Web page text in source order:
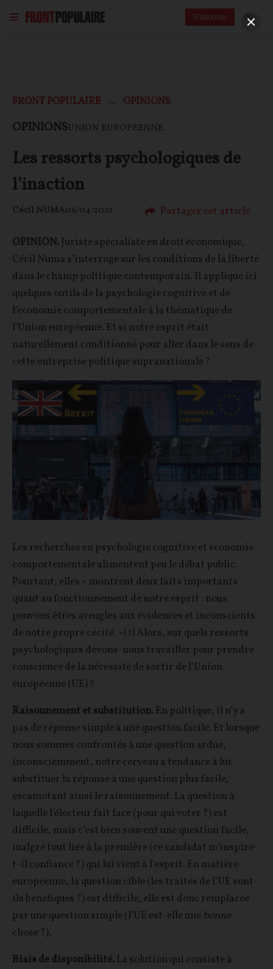
S'abonner
FRONT POPULAIRE OPINIONS
OPINIONSUNION EUROPÉENNE
Les ressorts psychologiques de
l’inaction
Cécil NUMA06/04/2021 Partager cet article
OPINION.Juriste spécialiste en droit économique,
Cécil Numa s’interroge sur les conditions de la liberté
dans le champ politique contemporain. Il applique ici
quelques outils de la psychologie cognitive et de
l’économie comportementale à la thématique de
l’Union européenne. Et si notre esprit était
naturellement conditionné pour aller dans le sens de
cette entreprise politique supranationale ?
Les recherches en psychologie cognitive et économie
comportementale alimentent peu le débat public.
Pourtant, elles « montrent deux faits importants
quant au fonctionnement de notre esprit : nous
pouvons êtres aveugles aux évidences et inconscients
de notre propre cécité. »(1) Alors, sur quels ressorts
psychologiques devons-nous travailler pour prendre
conscience de la nécessité de sortir de l’Union
européenne (UE) ?
Raisonnement et substitution.En politique, il n’y a
pas de réponse simple à une question facile. Et lorsque
nous sommes confrontés à une question ardue,
inconsciemment, notre cerveau a tendance à lui
substituer la réponse à une question plus facile,
escamotant ainsi le raisonnement. La question à
laquelle l’électeur fait face (pour qui voter ?) est
difficile, mais c’est bien souvent une question facile,
malgré tout liée à la première (ce candidat m’inspire-
t-il confiance ?) qui lui vient à l’esprit. En matière
européenne, la question cible (les traités de l’UE sont-
ils bénéfiques ?) est difficile, elle est donc remplacée
par une question simple (l’UE est-elle une bonne
chose ?).
Biais de disponibilité.La solution qui consiste à